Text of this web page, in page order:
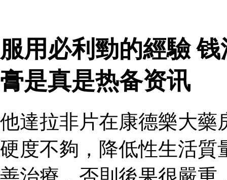
服用必利勁的經驗
膏是真是热备资讯
他達拉非片在康德樂大藥
硬度不夠，降低性生活質